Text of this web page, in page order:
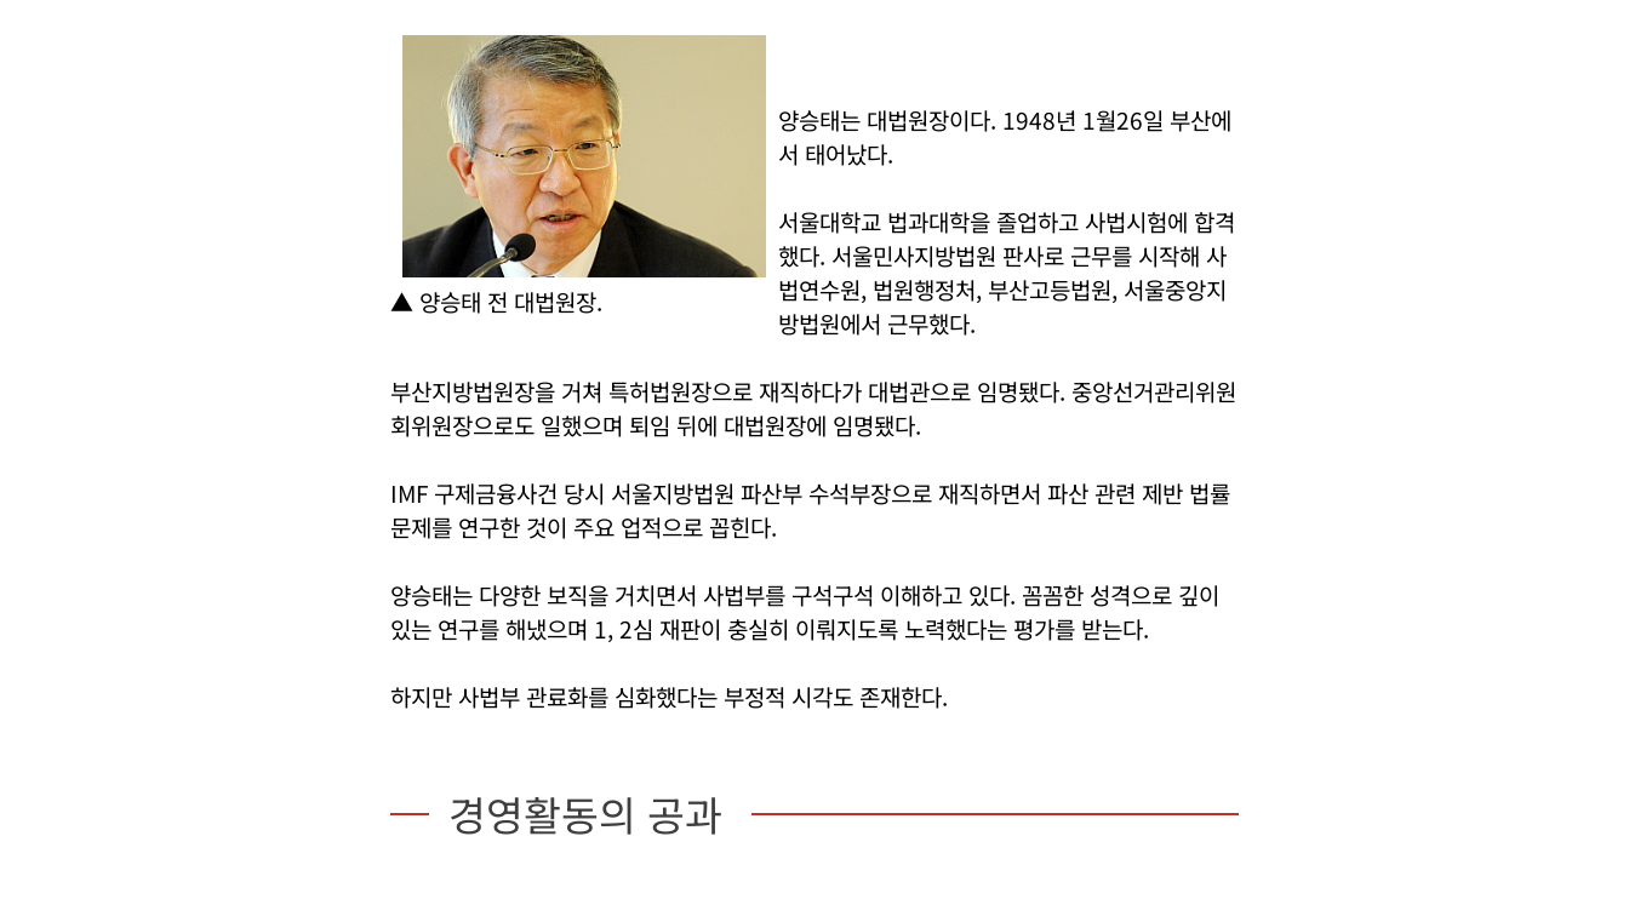
▲ 양승태 전 대법원장.
양승태는 대법원장이다. 1948년 1월26일 부산에
서 태어났다.
서울대학교 법과대학을 졸업하고 사법시험에 합격
했다. 서울민사지방법원 판사로 근무를 시작해 사
법연수원, 법원행정처, 부산고등법원, 서울중앙지
방법원에서 근무했다.
부산지방법원장을 거쳐 특허법원장으로 재직하다가 대법관으로 임명됐다. 중앙선거관리위원
회위원장으로도 일했으며 퇴임 뒤에 대법원장에 임명됐다.
IMF 구제금융사건 당시 서울지방법원 파산부 수석부장으로 재직하면서 파산 관련 제반 법률
문제를 연구한 것이 주요 업적으로 꼽힌다.
양승태는 다양한 보직을 거치면서 사법부를 구석구석 이해하고 있다. 꼼꼼한 성격으로 깊이
있는 연구를 해냈으며 1, 2심 재판이 충실히 이뤄지도록 노력했다는 평가를 받는다.
하지만 사법부 관료화를 심화했다는 부정적 시각도 존재한다.
경영활동의 공과